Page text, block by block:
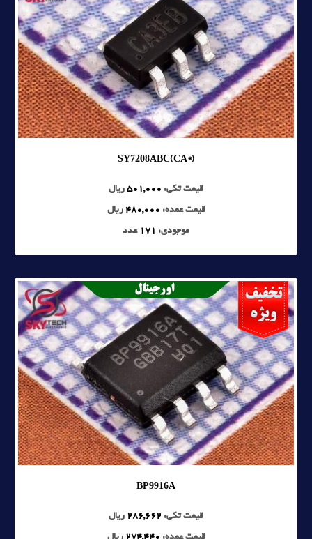
SY7208ABC(CA*)
قیمت تکی: 501,000 ریال
قیمت عمده: 480,000 ریال
موجودی: 171 عدد
BP9916A
قیمت تکی: 286,662 ریال